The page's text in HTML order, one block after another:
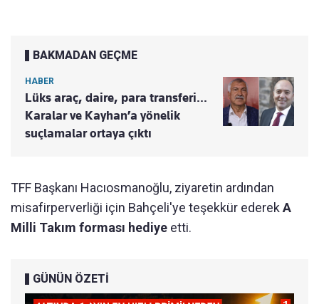
BAKMADAN GEÇME
HABER
Lüks araç, daire, para transferi...
Karalar ve Kayhan’a yönelik
suçlamalar ortaya çıktı
TFF Başkanı Hacıosmanoğlu, ziyaretin ardından
misafirperverliği için Bahçeli'ye teşekkür ederek A
Milli Takım forması hediye etti.
GÜNÜN ÖZETİ